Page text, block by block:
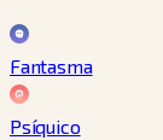
Fantasma
Psíquico